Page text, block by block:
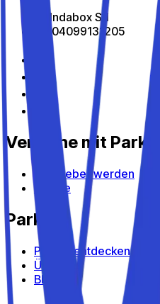
All Indabox Srl
P.I: 04099131205
Verdiene mit Parkito
Gastgeber werden
Geräte
Parkito
Parkito entdecken
Über uns
Blog